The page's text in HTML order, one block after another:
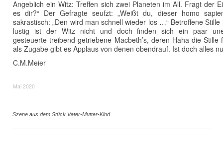
Angeblich ein Witz: Treffen sich zwei Planeten im All. Fragt der
es dir?“ Der Gefragte seufzt: „Weißt du, dieser homo
sakrastisch: „Den wird man schnell wieder los …“ Betroffene
lustig ist der Witz nicht und doch finden sich ein paar
gesteuerte treibend getriebene Macbeth’s, deren Haha die
als Zugabe gibt es Applaus von denen obendrauf. Ist doch alles
C.M.Meier
Mai 2020
Szene aus dem Stück Vater-Mutter-Kind